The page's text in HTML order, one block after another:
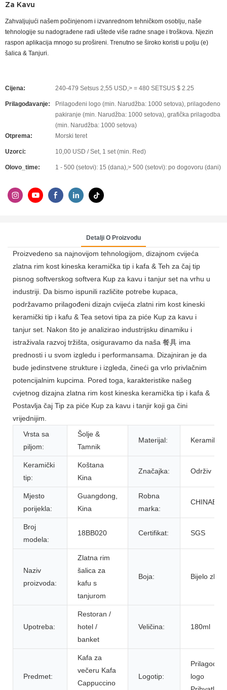
Za Kavu
Zahvaljujući našem počinjenom i izvanrednom tehničkom osoblju, naše
tehnologije su nadograđene radi uštede više radne snage i troškova. Njezin
raspon aplikacija mnogo su prošireni. Trenutno se široko koristi u polju (e)
šalica & Tanjuri.
Cijena: 240-479 Setsus 2,55 USD,> = 480 SETSUS $ 2.25
Prilagođavanje:
Prilagođeni logo (min. Narudžba: 1000 setova), prilagođeno
pakiranje (min. Narudžba: 1000 setova), grafička prilagodba
(min. Narudžba: 1000 setova)
Otprema:
Morski teret
Uzorci: 10,00 USD / Set, 1 set (min. Red)
Olovo_time: 1 - 500 (setovi): 15 (dana),> 500 (setovi): po dogovoru (dani)
Detalji O Proizvodu
Proizvedeno sa najnovijom tehnologijom, dizajnom cvijeća
zlatna rim kost kineska keramička tip i kafa & Teh za čaj tip
pisnog softverskog softvera Kup za kavu i tanjur set na vrhu u
industriji. Da bismo ispunili različite potrebe kupaca,
podržavamo prilagođeni dizajn cvijeća zlatni rim kost kineski
keramički tip i kafu & Tea setovi tipa za piće Kup za kavu i
tanjur set. Nakon što je analizirao industrijsku dinamiku i
istraživala razvoj tržišta, osiguravamo da naša 餐具 ima
prednosti i u svom izgledu i performansama. Dizajniran je da
bude jedinstvene strukture i izgleda, čineći ga vrlo privlačnim
potencijalnim kupcima. Pored toga, karakteristike našeg
cvjetnog dizajna zlatna rim kost kineska keramička tip i kafa &
Postavlja čaj Tip za piće Kup za kavu i tanjir koji ga čini
vrijednijim.
Vrsta sa
piljom:
Šolje &
Tamnik
Materijal: Keramika
Keramički
tip:
Koštana
Kina
Značajka: Održiv
Mjesto
porijekla:
Guangdong,
Kina
Robna
marka:
Broj
modela:
18BB020 Certifikat: SGS
Naziv
proizvoda:
Zlatna rim
šalica za
kafu s
tanjurom
Boja: Bijelo zlato
Upotreba:
Restoran /
hotel /
banket
Veličina: 180ml
Predmet:
Kafa za
večeru Kafa
Cappuccino
Logotip:
Prilagođeni
logo